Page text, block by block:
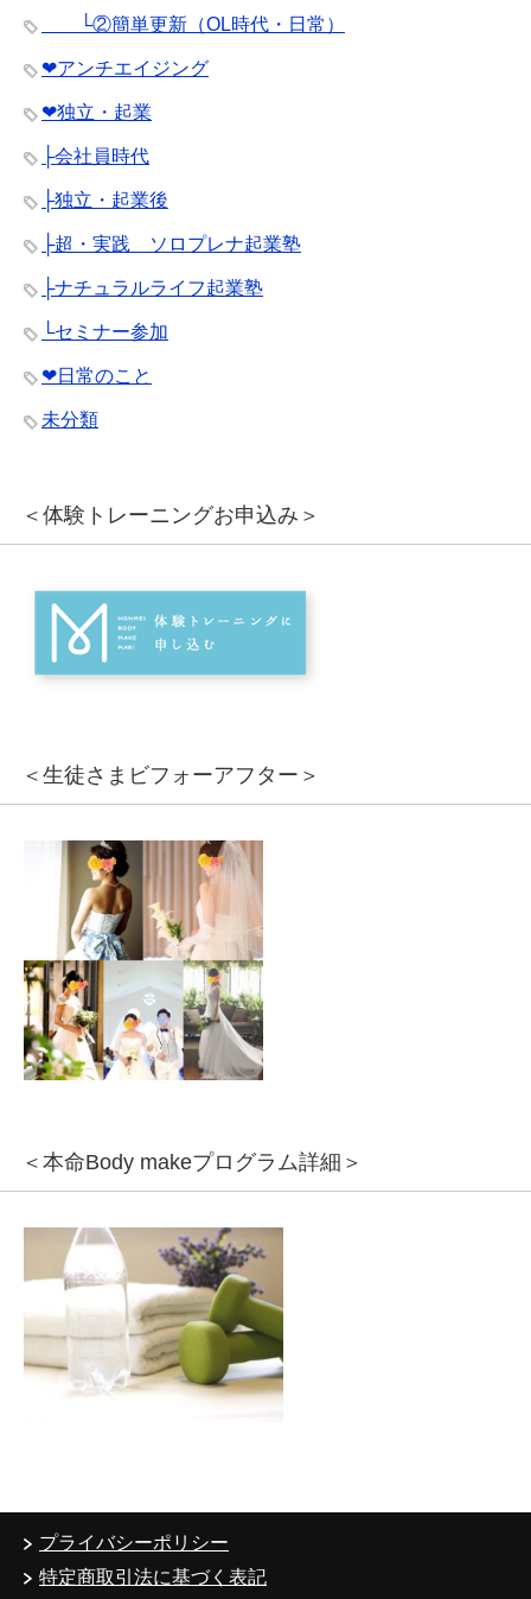
└②簡単更新（OL時代・日常）
❤︎アンチエイジング
❤︎独立・起業
├会社員時代
├独立・起業後
├超・実践 ソロプレナ起業塾
├ナチュラルライフ起業塾
└セミナー参加
❤︎日常のこと
未分類
＜体験トレーニングお申込み＞
＜生徒さまビフォーアフター＞
＜本命Body makeプログラム詳細＞
プライバシーポリシー
特定商取引法に基づく表記